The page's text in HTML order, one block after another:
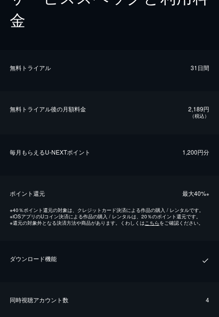
金
無料トライアル 31日間
無料トライアル後の⽉額料金 2,189円
（税込）
毎⽉もらえるU-NEXTポイント 1,200円分
ポイント還元 最⼤40%※
※40％ポイント還元の対象は、クレジットカード決済による作品の購入 / レンタルです。
※iOSアプリのUコイン決済による作品の購入 / レンタルは、20％のポイント還元です。
※還元の対象外となる決済方法や商品があります。くわしくはこちらをご確認ください。
ダウンロード機能
同時視聴アカウント数 4